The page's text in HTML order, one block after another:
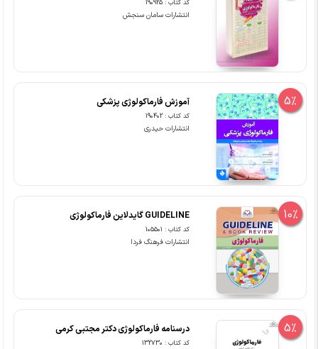
کد کتاب : 190925
انتشارات سامان سنجش
5% آموزش فارماکولوژی پزشکی
کد کتاب : 190402
انتشارات حیدری
10% GUIDELINE گایدلاین فارماکولوژی
کد کتاب : 105501
انتشارات فرهنگ فردا
5% درسنامه فارماکولوژی دکتر مجتبی کرمی
کد کتاب : 132730